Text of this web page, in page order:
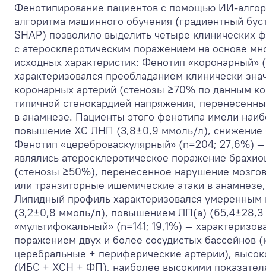
Фенотипирование пациентов с помощью ИИ-
алгоритма машинного обучения (градиентный
SHAP) позволило выделить четыре клинических
с атеросклеротическим поражением на основе
исходных характеристик: Фенотип
характеризовался преобладанием клинически
коронарных артерий (стенозы ≥70% по данным
типичной стенокардией напряжения,
в анамнезе. Пациенты этого фенотипа имели
повышение ХС ЛНП (3,8±0,9 ммоль/л),
Фенотип «цереброваскулярный» (n=204; 27,6%)
являлись атеросклеротическое поражение
(стенозы ≥50%), перенесенное нарушение
или транзиторные ишемические атаки в
Липидный профиль характеризовался
(3,2±0,8 ммоль/л), повышением ЛП(а)
«мультифокальный» (n=141; 19,1%) —
поражением двух и более сосудистых бассейнов
церебральные + периферические артерии),
(ИБС + ХСН + ФП), наиболее высокими